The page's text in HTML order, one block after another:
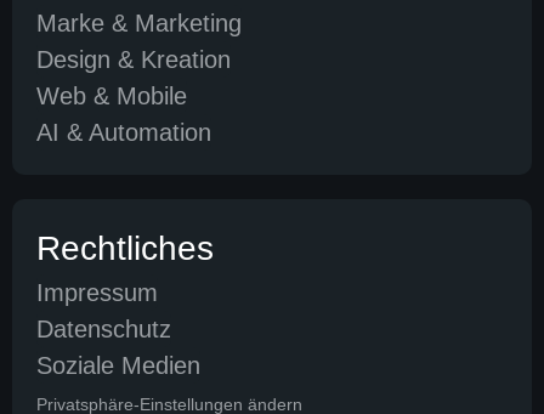
Marke & Marketing
Design & Kreation
Web & Mobile
AI & Automation
Rechtliches
Impressum
Datenschutz
Soziale Medien
Privatsphäre-Einstellungen ändern